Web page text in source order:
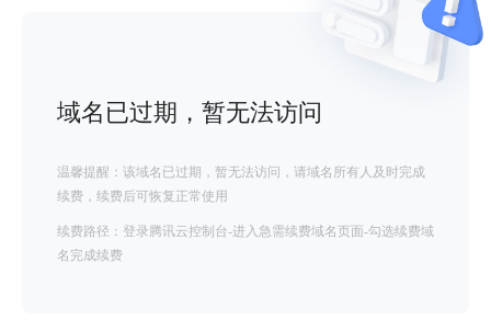
域名已过期，暂无法访问
温馨提醒：该域名已过期，暂无法访问，请域名所有人及时完成
续费，续费后可恢复正常使用
续费路径：登录腾讯云控制台-进入急需续费域名页面-勾选续费域
名完成续费